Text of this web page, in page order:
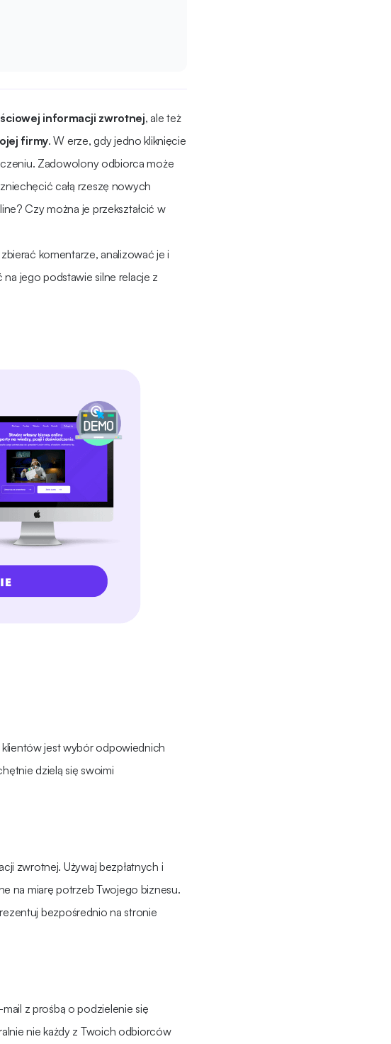
informacji zwrotnej, ale też
firmy. W erze, gdy jedno kliknięcie
Zadowolony odbiorca może
całą rzeszę nowych
Czy można je przekształcić w
komentarze, analizować je i
jego podstawie silne relacje z
jest wybór odpowiednich
dzielą się swoimi
zwrotnej. Używaj bezpłatnych i
na miarę potrzeb Twojego biznesu.
bezpośrednio na stronie
z prośbą o podzielenie się
nie każdy z Twoich odbiorców